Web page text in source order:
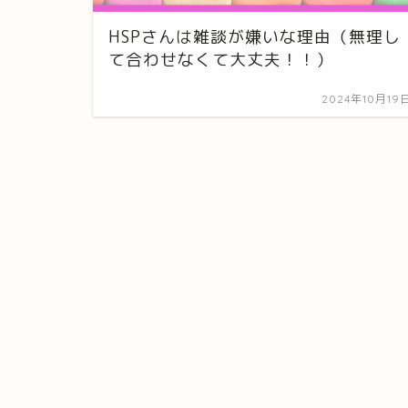
HSPさんは雑談が嫌いな理由（無理し
て合わせなくて大丈夫！！）
2024年10月19